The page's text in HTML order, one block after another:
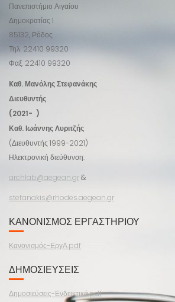
Πανεπιστήμιο Αιγαίου
Δημοκρατίας 1
85132, Ρόδος
Τηλ. 22410 99320
Φαξ. 22410 99320
Kαθ. Μανόλης Στεφανάκης
Διευθυντής
(2021- )
Καθ. Ιωάννης Λυριτζής
(Διευθυντής 1999-2021)
Ηλεκτρονική διεύθυνση:
archlab@aegean.gr&
stefanakis@rhodes.aegean.gr
ΚΑΝΟΝΙΣΜΌΣ ΕΡΓΑΣΤΗΡΊΟΥ
Κανονισμός-ΕργΑ.pdf
ΔΗΜΟΣΙΕΎΣΕΙΣ
Δημοσιεύσεις-Ενδεικτικά.pdf